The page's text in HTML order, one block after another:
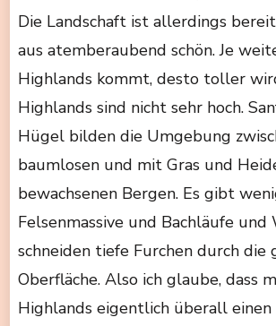
Die Landschaft ist allerdings
aus atemberaubend schön. Je
Highlands kommt, desto toller
Highlands sind nicht sehr hoch.
Hügel bilden die Umgebung
baumlosen und mit Gras und
bewachsenen Bergen. Es gibt
Felsenmassive und Bachläufe und
schneiden tiefe Furchen durch die
Oberfläche. Also ich glaube, dass
Highlands eigentlich überall